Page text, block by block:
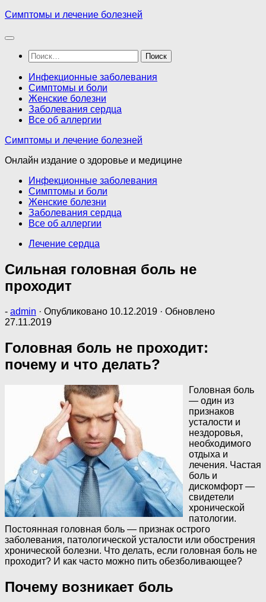
Перейти
содержимому
Симптомы и лечение болезней
Найти:
Инфекционные заболевания
Симптомы и боли
Женские болезни
Заболевания сердца
Все об аллергии
Симптомы и лечение болезней
Онлайн издание о здоровье и медицине
Инфекционные заболевания
Симптомы и боли
Женские болезни
Заболевания сердца
Все об аллергии
Лечение сердца
Сильная головная боль не
проходит
- admin · Опубликовано 10.12.2019 · Обновлено
27.11.2019
Головная боль не проходит:
почему и что делать?
Головная боль
— один из
признаков
усталости и
нездоровья,
необходимого
отдыха и
лечения. Частая
боль и
дискомфорт —
свидетели
хронической
патологии.
Постоянная головная боль — признак острого
заболевания, патологической усталости или обострения
хронической болезни. Что делать, если головная боль не
проходит? И как часто можно пить обезболивающее?
Почему возникает боль